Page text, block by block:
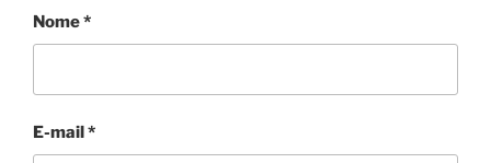
Nome*
E-mail *